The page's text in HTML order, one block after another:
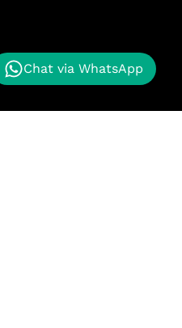
Chat via WhatsApp